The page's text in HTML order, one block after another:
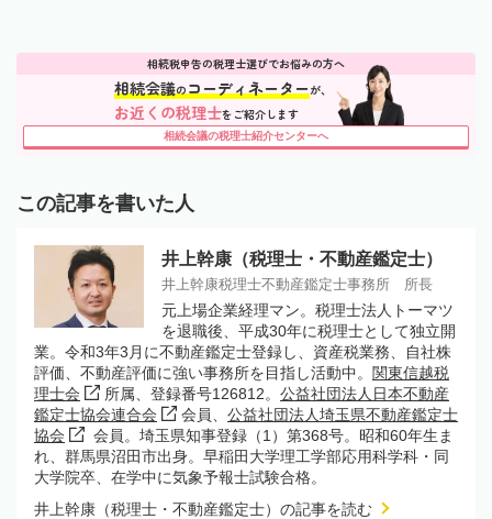
相続税申告の税理士選びでお悩みの方へ
相続会議の コーディネーター が、
お近くの税理士をご紹介します
相続会議の税理士紹介センターへ
この記事を書いた人
井上幹康（税理士・不動産鑑定士）
井上幹康税理士不動産鑑定士事務所 所長
元上場企業経理マン。税理士法人トーマツ
を退職後、平成30年に税理士として独立開
業。令和3年3月に不動産鑑定士登録し、資産税業務、自社株
評価、不動産評価に強い事務所を目指し活動中。 関東信越税
理士会
所属、登録番号126812。 公益社団法人日本不動産
鑑定士協会連合会
会員、 公益社団法人埼玉県不動産鑑定士
協会
会員。埼玉県知事登録（1）第368号。昭和60年生ま
れ、群馬県沼田市出身。早稲田大学理工学部応用科学科・同
大学院卒、在学中に気象予報士試験合格。
井上幹康（税理士・不動産鑑定士）の記事を読む